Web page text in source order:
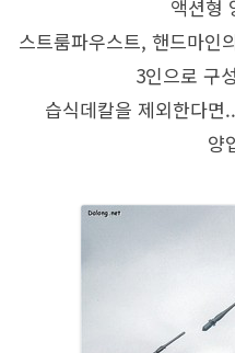
액션형
스트룸파우스트, 핸드마인
3인으로 구
습식데칼을 제외한다
양